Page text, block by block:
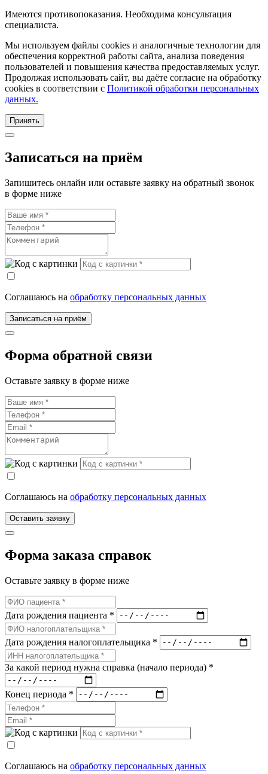
Имеются противопоказания. Необходима консультация
специалиста.
Мы используем файлы cookies и аналогичные технологии для
обеспечения корректной работы сайта, анализа поведения
пользователей и повышения качества предоставляемых услуг.
Продолжая использовать сайт, вы даёте согласие на обработку
cookies в соответствии с Политикой обработки персональных
данных.
Принять
Записаться на приём
Запишитесь онлайн или оставьте заявку на обратный звонок
в форме ниже
Соглашаюсь на обработку персональных данных
Записаться на приём
Форма обратной связи
Оставьте заявку в форме ниже
Соглашаюсь на обработку персональных данных
Оставить заявку
Форма заказа справок
Оставьте заявку в форме ниже
Дата рождения пациента *
Дата рождения налогоплательщика *
За какой период нужна справка (начало периода) *
Конец периода *
Соглашаюсь на обработку персональных данных